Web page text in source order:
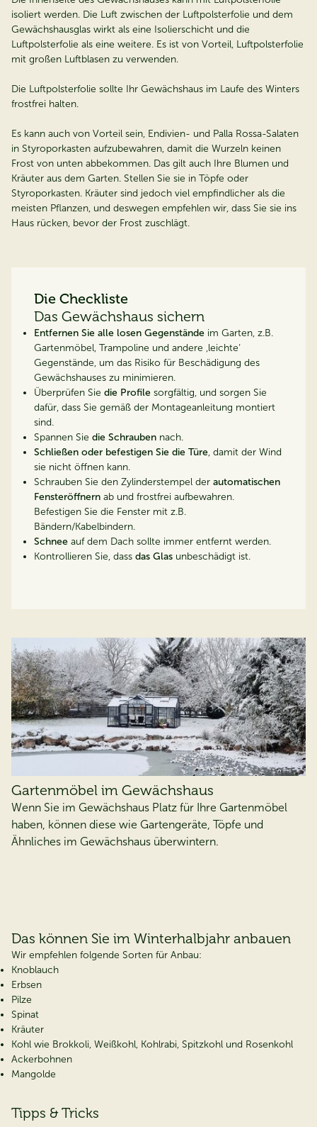
isoliert werden. Die Luft zwischen der Luftpolsterfolie und dem
Gewächshausglas wirkt als eine Isolierschicht und die
Luftpolsterfolie als eine weitere. Es ist von Vorteil, Luftpolsterfolie
mit großen Luftblasen zu verwenden.
Die Luftpolsterfolie sollte Ihr Gewächshaus im Laufe des Winters
frostfrei halten.
Es kann auch von Vorteil sein, Endivien- und Palla Rossa-Salaten
in Styroporkasten aufzubewahren, damit die Wurzeln keinen
Frost von unten abbekommen. Das gilt auch Ihre Blumen und
Kräuter aus dem Garten. Stellen Sie sie in Töpfe oder
Styroporkasten. Kräuter sind jedoch viel empfindlicher als die
meisten Pflanzen, und deswegen empfehlen wir, dass Sie sie ins
Haus rücken, bevor der Frost zuschlägt.
Die Checkliste
Das Gewächshaus sichern
Entfernen Sie alle losen Gegenstände im Garten, z.B.
Gartenmöbel, Trampoline und andere ‚leichte‘
Gegenstände, um das Risiko für Beschädigung des
Gewächshauses zu minimieren.
Überprüfen Sie die Profile sorgfältig, und sorgen Sie
dafür, dass Sie gemäß der Montageanleitung montiert
sind.
Spannen Sie die Schrauben nach.
Schließen oder befestigen Sie die Türe, damit der Wind
sie nicht öffnen kann.
Schrauben Sie den Zylinderstempel der automatischen
Fensteröffnern ab und frostfrei aufbewahren.
Befestigen Sie die Fenster mit z.B.
Bändern/Kabelbindern.
Schnee auf dem Dach sollte immer entfernt werden.
Kontrollieren Sie, dass das Glas unbeschädigt ist.
Gartenmöbel im Gewächshaus
Wenn Sie im Gewächshaus Platz für Ihre Gartenmöbel
haben, können diese wie Gartengeräte, Töpfe und
Ähnliches im Gewächshaus überwintern.
Das können Sie im Winterhalbjahr anbauen
Wir empfehlen folgende Sorten für Anbau:
Knoblauch
Erbsen
Pilze
Spinat
Kräuter
Kohl wie Brokkoli, Weißkohl, Kohlrabi, Spitzkohl und Rosenkohl
Ackerbohnen
Mangolde
Tipps & Tricks